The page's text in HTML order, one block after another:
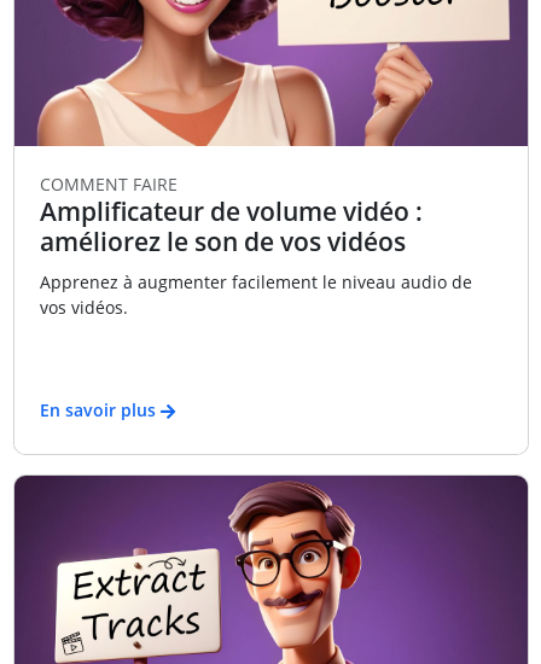
COMMENT FAIRE
Amplificateur de volume vidéo :
améliorez le son de vos vidéos
Apprenez à augmenter facilement le niveau audio de
vos vidéos.
En savoir plus